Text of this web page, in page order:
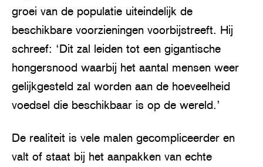
groei van de populatie uiteindelijk de
beschikbare voorzieningen voorbijstreeft. Hij
schreef: ‘Dit zal leiden tot een gigantische
hongersnood waarbij het aantal mensen weer
gelijkgesteld zal worden aan de hoeveelheid
voedsel die beschikbaar is op de wereld.’
De realiteit is vele malen gecompliceerder en
valt of staat bij het aanpakken van echte